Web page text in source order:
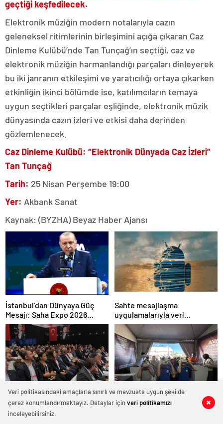
0 0
0 0
0 0
0 0
0 0
0 0
geçtiği keşfedilecek.
Elektronik müziğin modern notalarıyla cazın
geleneksel ritimlerinin birleşimini açığa çıkaran Caz
Dinleme Kulübü’nde Tan Tunçağ’ın seçtiği, caz ve
elektronik müziğin harmanlandığı parçaları dinleyerek
bu iki janranın etkileşimi ve yaratıcılığı ortaya çıkarken
etkinliğin ikinci bölümde ise, katılımcıların temaya
uygun seçtikleri parçalar eşliğinde, elektronik müzik
dünyasında cazın izleri ve etkisi daha derinden
gözlemlenecek.
Caz Dinleme Kulübü: “Elektronik Dünyada Caz İzleri”
Tan Tunçağ
Tarih: 25 Nisan Perşembe 19:00
Yer: Akbank Sanat
Kaynak: (BYZHA) Beyaz Haber Ajansı
İstanbul’dan Dünyaya Güç
Mesajı: Saha Expo 2026
Rekorlarla Kapılarını Kapattı
Sahte mesajlaşma
uygulamalarıyla veri
sızdırıyorlar- Haber Şafak
GÜSOD: “Yeni teknolojilere ve
entegre güvenlik
sistemlerine önem artacak”-
Bilimle Büyüyen Zihinler
Trabzon’da Buluştu:
0 0
Veri politikasındaki amaçlarla sınırlı ve mevzuata uygun şekilde
çerez konumlandırmaktayız. Detaylar içinveri politikamızı
inceleyebilirsiniz.